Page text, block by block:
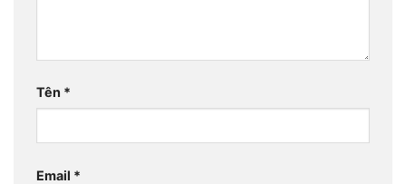
Tên *
Email *